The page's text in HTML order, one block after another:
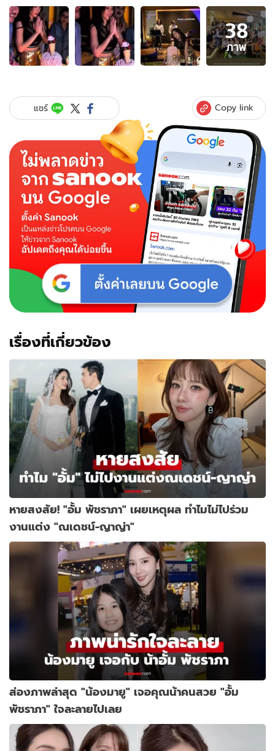
อัลบั้ม
ภาพ
38
ภาพ
ของ
ภา"
ควง
โซพก"
ยก
แก๊ง
เพื่อน
สนิท
ฉลอง
เกิด
ล่วง
38
ภาพ
แชร์ Copy link
เรื่องที่เกี่ยวข้อง
หายสงสัย! "อั้ม พัชราภา" เผยเหตุผล ทำไมไม่ไปร่วม
งานแต่ง "ณเดชน์-ญาญ่า"
ส่องภาพล่าสุด "น้องมายู" เจอคุณน้าคนสวย "อั้ม
พัชราภา" ใจละลายไปเลย